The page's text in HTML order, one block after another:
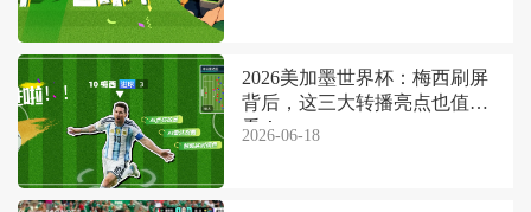
2026美加墨世界杯：梅西刷屏
背后，这三大转播亮点也值得
看！
2026-06-18